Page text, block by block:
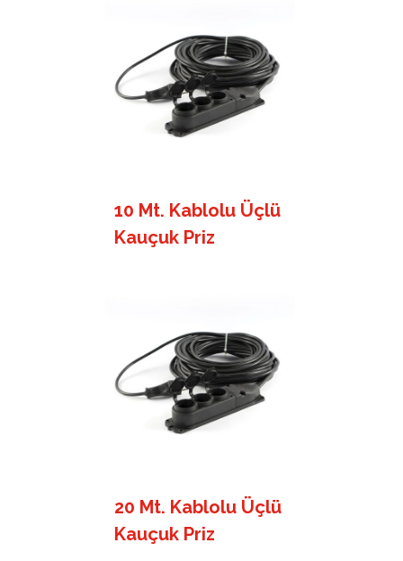
10 Mt. Kablolu Üçlü
Kauçuk Priz
20 Mt. Kablolu Üçlü
Kauçuk Priz